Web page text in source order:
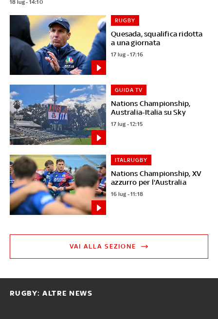
18 lug - 14:10
Quesada, squalifica ridotta
a una giornata
RUGBY
17 lug - 17:16
Nations Championship,
Australia-Italia su Sky
GUIDA TV
17 lug - 12:15
Nations Championship, XV
azzurro per l'Australia
ITALRUGBY
16 lug - 11:18
VAI ALLA SEZIONE
RUGBY: ALTRE NEWS